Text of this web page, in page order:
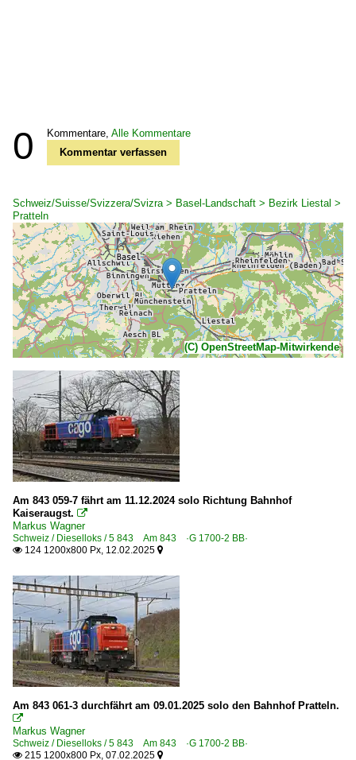
0 Kommentare, Alle Kommentare
Kommentar verfassen
Schweiz/Suisse/Svizzera/Svizra > Basel-Landschaft > Bezirk Liestal >
Pratteln
(C) OpenStreetMap-Mitwirkende
Am 843 059-7 fährt am 11.12.2024 solo Richtung Bahnhof
Kaiseraugst. 
Markus Wagner
Schweiz / Dieselloks / 5 843 Am 843 ·G 1700-2 BB·
 124 1200x800 Px, 12.02.2025 
Am 843 061-3 durchfährt am 09.01.2025 solo den Bahnhof Pratteln.

Markus Wagner
Schweiz / Dieselloks / 5 843 Am 843 ·G 1700-2 BB·
 215 1200x800 Px, 07.02.2025 